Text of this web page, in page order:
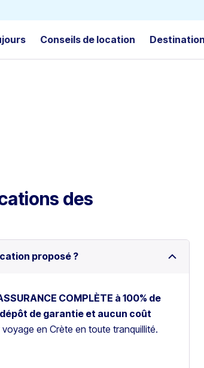
Conseils de location
des
proposé ?
COMPLÈTE à 100% de
de garantie et aucun coût
en Crète en toute tranquillité.